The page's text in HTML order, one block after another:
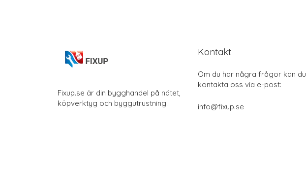
Fixup.se är din bygghandel på nätet,
köpverktyg och byggutrustning.
Kontakt
Om du har några frågor kan du
kontakta oss via e-post:
info@fixup.se